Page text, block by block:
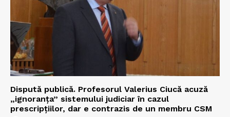
Dispută publică. Profesorul Valerius Ciucă acuză
„ignoranța” sistemului judiciar în cazul
prescripțiilor, dar e contrazis de un membru CSM